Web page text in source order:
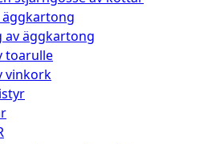
äggkartong
av äggkartong
toarulle
vinkork